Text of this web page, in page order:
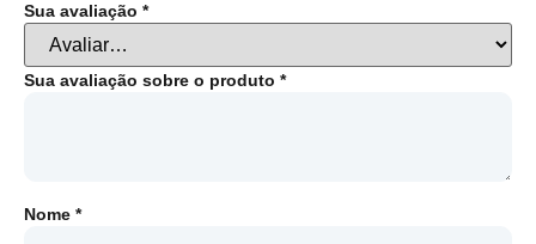
Sua avaliação *
Sua avaliação sobre o produto *
Nome *